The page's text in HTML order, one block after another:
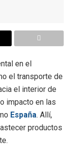
en el
el transporte de
el interior de
impacto en las
España. Allí,
productos